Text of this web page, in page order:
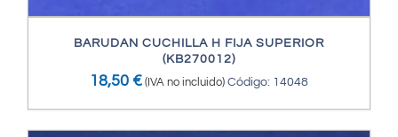
BARUDAN CUCHILLA H FIJA SUPERIOR
(KB270012)
18,50 € (IVA no incluido) Código: 14048